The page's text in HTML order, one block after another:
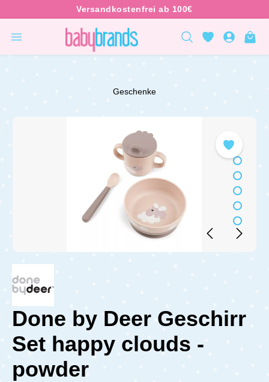
Geschenke
Done by Deer Geschirr
Set happy clouds -
powder